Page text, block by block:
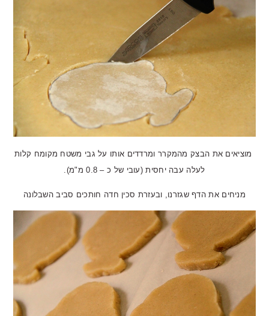
מוציאים את הבצק מהמקרר ומרדדים אותו על גבי משטח מקומח קלות
לעלה עבה יחסית (עובי של כ – 0.8 מ"מ).
מניחים את הדף שגזרנו, ובעזרת סכין חדה חותכים סביב השבלונה